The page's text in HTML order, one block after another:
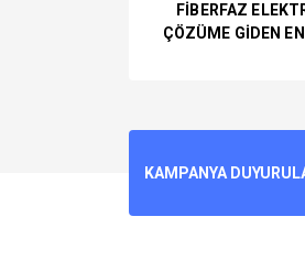
FİBERFAZ
ÇÖZÜME GİDEN EN
Ürün resmi
KAMPANYA